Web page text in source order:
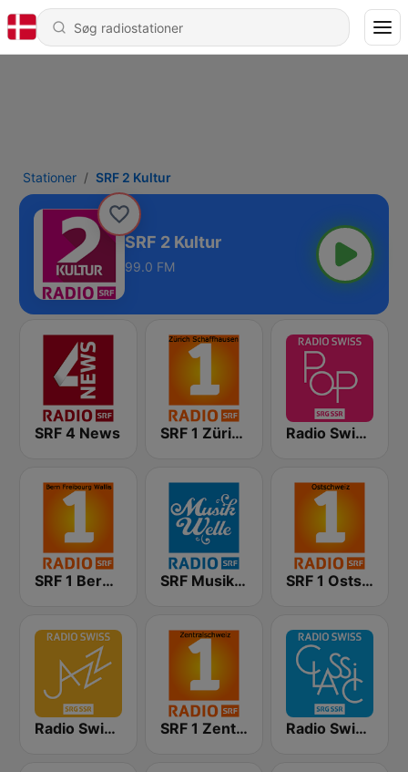
Stationer SRF 2 Kultur
SRF 2 Kultur
99.0 FM
SRF 4 News SRF 1 Zürich Schaffhausen Radio Swiss Pop
SRF 1 Bern Freibourg Wallis SRF Musikwelle SRF 1 Ostschweiz
Radio Swiss Jazz SRF 1 Zentralschweiz Radio Swiss Classic DE